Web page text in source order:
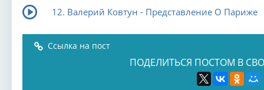
12. Валерий Ковтун - Представление О Париже
Ссылка на пост
ПОДЕЛИТЬСЯ ПОСТОМ В